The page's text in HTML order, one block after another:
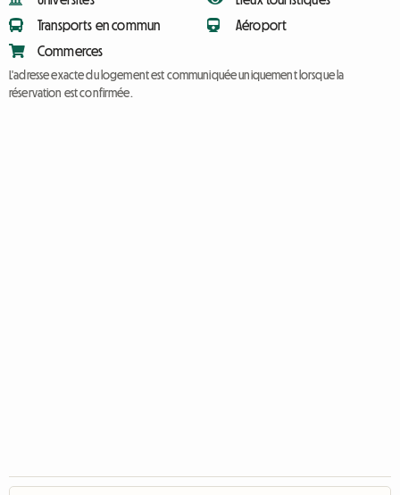
Transports en commun
Commerces
Aéroport
L'adresse exacte du logement est communiquée uniquement lorsque la
réservation est confirmée.